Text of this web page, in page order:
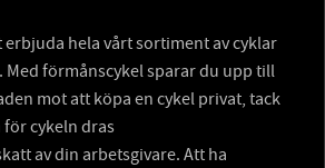
hela vårt sortiment av cyklar
Med förmånscykel sparar du upp till
mot att köpa en cykel privat, tack
cykeln dras
av din arbetsgivare. Att ha